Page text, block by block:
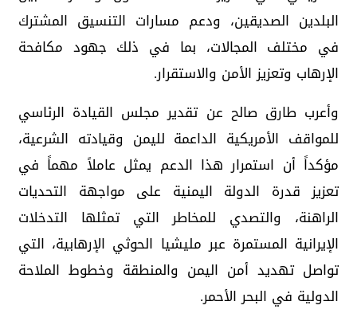
البلدين الصديقين، ودعم مسارات التنسيق المشترك
في مختلف المجالات، بما في ذلك جهود مكافحة
الإرهاب وتعزيز الأمن والاستقرار.
وأعرب طارق صالح عن تقدير مجلس القيادة الرئاسي
للمواقف الأمريكية الداعمة لليمن وقيادته الشرعية،
مؤكداً أن استمرار هذا الدعم يمثل عاملاً مهماً في
تعزيز قدرة الدولة اليمنية على مواجهة التحديات
الراهنة، والتصدي للمخاطر التي تمثلها التدخلات
الإيرانية المستمرة عبر مليشيا الحوثي الإرهابية، التي
تواصل تهديد أمن اليمن والمنطقة وخطوط الملاحة
الدولية في البحر الأحمر.